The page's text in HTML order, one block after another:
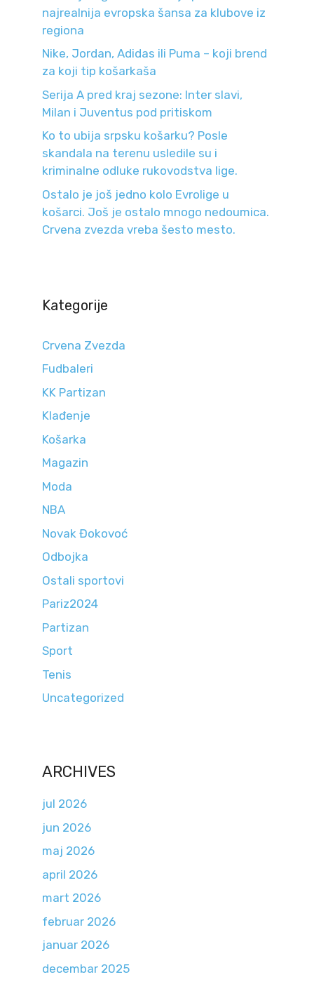
najrealnija evropska šansa za klubove iz
regiona
Nike, Jordan, Adidas ili Puma – koji brend
za koji tip košarkaša
Serija A pred kraj sezone: Inter slavi,
Milan i Juventus pod pritiskom
Ko to ubija srpsku košarku? Posle
skandala na terenu usledile su i
kriminalne odluke rukovodstva lige.
Ostalo je još jedno kolo Evrolige u
košarci. Još je ostalo mnogo nedoumica.
Crvena zvezda vreba šesto mesto.
Kategorije
Crvena Zvezda
Fudbaleri
KK Partizan
Klađenje
Košarka
Magazin
Moda
NBA
Novak Đokovoć
Odbojka
Ostali sportovi
Pariz2024
Partizan
Sport
Tenis
Uncategorized
ARCHIVES
jul 2026
jun 2026
maj 2026
april 2026
mart 2026
februar 2026
januar 2026
decembar 2025